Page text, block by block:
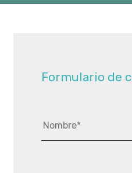
LUNAS BLINDADAS Y
Formulario de